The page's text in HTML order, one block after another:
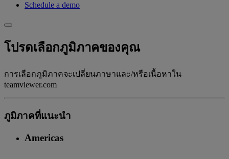
Schedule a demo
โปรดเลือกภูมิภาคของคุณ
การเลือกภูมิภาคจะเปลี่ยนภาษาและ/หรือเนื้อหาใน
teamviewer.com
ภูมิภาคที่แนะนํา
Americas